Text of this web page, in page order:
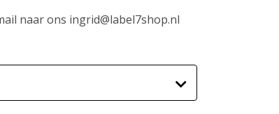
naar ons ingrid@label7shop.nl